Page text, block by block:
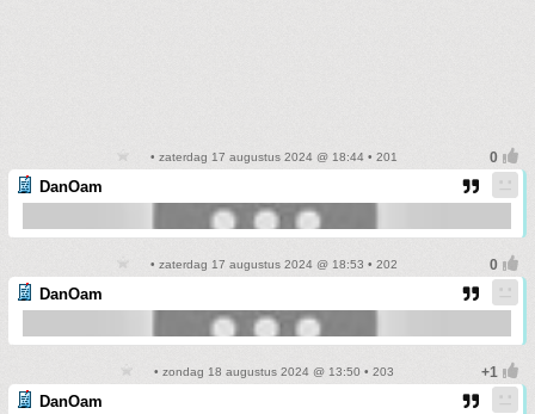
• zaterdag 17 augustus 2024 @ 18:44 • 201
DanOam
• zaterdag 17 augustus 2024 @ 18:53 • 202
DanOam
• zondag 18 augustus 2024 @ 13:50 • 203
DanOam